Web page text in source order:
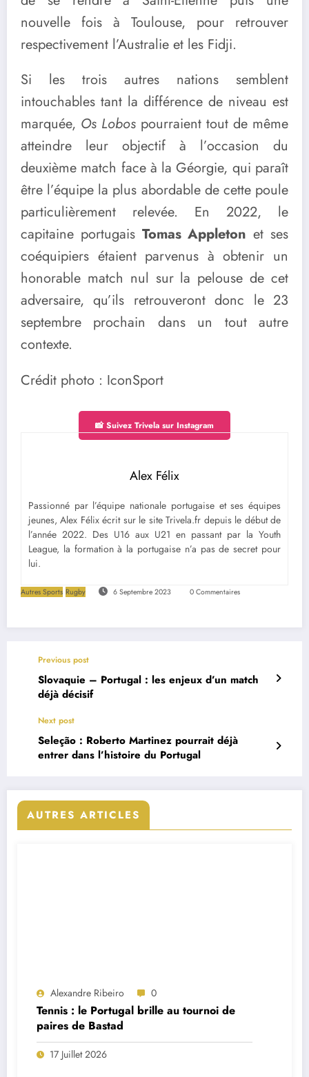
nouvelle fois à Toulouse, pour retrouver
respectivement l’Australie et les Fidji.
Si les trois autres nations semblent
intouchables tant la différence de niveau est
marquée, Os Lobos pourraient tout de même
atteindre leur objectif à l’occasion du
deuxième match face à la Géorgie, qui paraît
être l’équipe la plus abordable de cette poule
particulièrement relevée. En 2022, le
capitaine portugais Tomas Appleton et ses
coéquipiers étaient parvenus à obtenir un
honorable match nul sur la pelouse de cet
adversaire, qu’ils retrouveront donc le 23
septembre prochain dans un tout autre
contexte.
Crédit photo : IconSport
📸 Suivez Trivela sur Instagram
Alex Félix
Passionné par l’équipe nationale portugaise et ses équipes
jeunes, Alex Félix écrit sur le site Trivela.fr depuis le début de
l’année 2022. Des U16 aux U21 en passant par la Youth
League, la formation à la portugaise n’a pas de secret pour
lui.
Autres Sports Rugby 6 Septembre 2023 0 Commentaires
Previous post
Slovaquie – Portugal : les enjeux d’un match
déjà décisif
Next post
Seleção : Roberto Martinez pourrait déjà
entrer dans l’histoire du Portugal
AUTRES ARTICLES
Alexandre Ribeiro 0
Tennis : le Portugal brille au tournoi de
paires de Bastad
17 Juillet 2026